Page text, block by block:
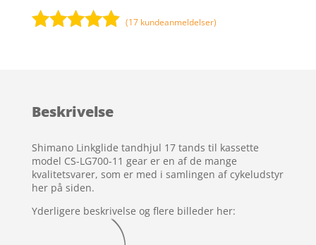
kundebedø
(17 kundeanmeldelser)
Beskrivelse
Shimano Linkglide tandhjul 17 tands til kassette
model CS-LG700-11 gear er en af de mange
kvalitetsvarer, som er med i samlingen af cykeludstyr
her på siden.
Yderligere beskrivelse og flere billeder her: